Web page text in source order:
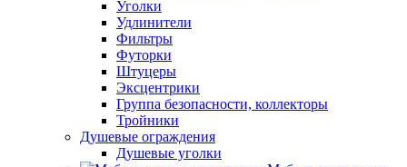
Уголки
Удлинители
Фильтры
Футорки
Штуцеры
Эксцентрики
Группа безопасности, коллекторы
Тройники
Душевые ограждения
Душевые уголки